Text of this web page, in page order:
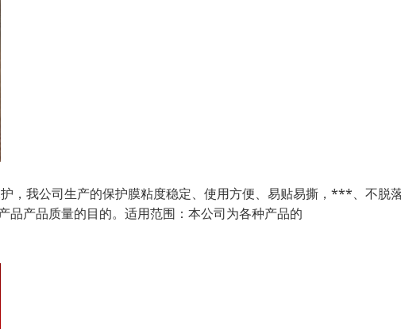
，我公司生产的保护膜粘度稳定、使用方便、易贴易撕，***、不脱
产品质量的目的。适用范围：本公司为各种产品的